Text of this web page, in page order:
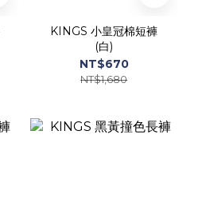
KINGS 小皇冠棉短褲
(白)
NT$670
NT$1,680